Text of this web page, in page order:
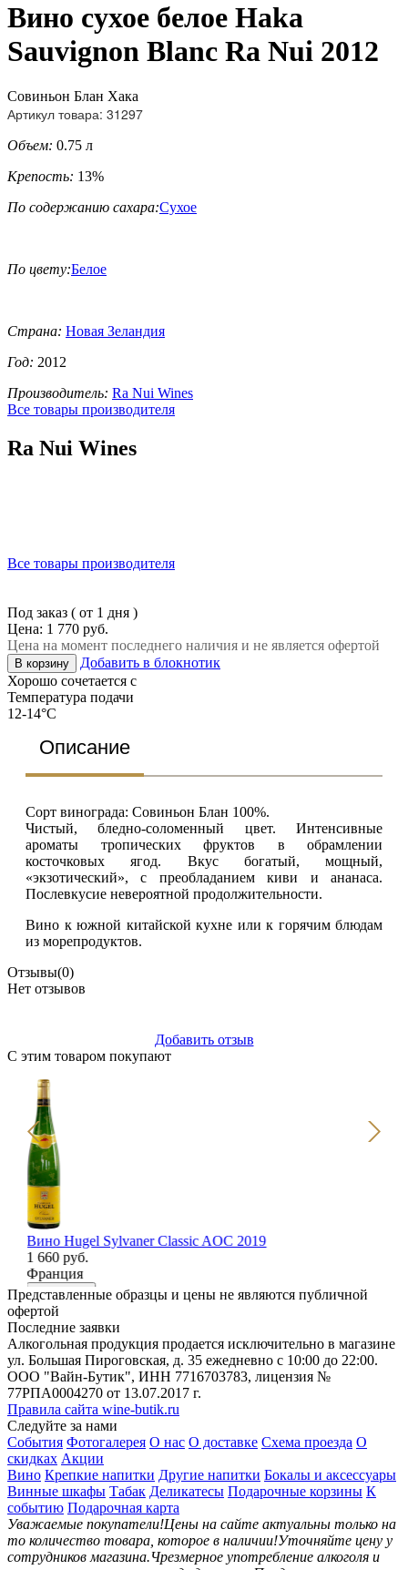
Вино сухое белое Haka
Sauvignon Blanc Ra Nui 2012
Совиньон Блан Хака
Артикул товара: 31297
Объем: 0.75 л
Крепость: 13%
По содержанию сахара:Сухое
По цвету:Белое
Страна: Новая Зеландия
Год: 2012
Производитель: Ra Nui Wines
Все товары производителя
Ra Nui Wines
Все товары производителя
Под заказ ( от 1 дня )
Цена: 1 770 руб.
Цена на момент последнего наличия и не является офертой
В корзину
Добавить в блокнотик
Хорошо сочетается с
Температура подачи
12-14°C
Описание
Сорт винограда: Совиньон Блан 100%.
Чистый, бледно-соломенный цвет. Интенсивные
ароматы тропических фруктов в обрамлении
косточковых ягод. Вкус богатый, мощный,
«экзотический», с преобладанием киви и ананаса.
Послевкусие невероятной продолжительности.
Вино к южной китайской кухне или к горячим блюдам
из морепродуктов.
Отзывы(0)
Нет отзывов
Добавить отзыв
С этим товаром покупают
Вино Hugel Sylvaner Classic AOC 2019
1 660 руб.
Франция
В корзину
Представленные образцы и цены не являются публичной
офертой
Последние заявки
Алкогольная продукция продается исключительно в магазине
ул. Большая Пироговская, д. 35 ежедневно с 10:00 до 22:00.
ООО "Вайн-Бутик", ИНН 7716703783, лицензия №
77РПА0004270 от 13.07.2017 г.
Правила сайта wine-butik.ru
Следуйте за нами
События Фотогалерея О нас О доставке Схема проезда О
скидках Акции
Вино Крепкие напитки Другие напитки Бокалы и аксессуары
Винные шкафы Табак Деликатесы Подарочные корзины К
событию Подарочная карта
Уважаемые покупатели!Цены на сайте актуальны только на
то количество товара, которое в наличии!Уточняйте цену у
сотрудников магазина.Чрезмерное употребление алкоголя и